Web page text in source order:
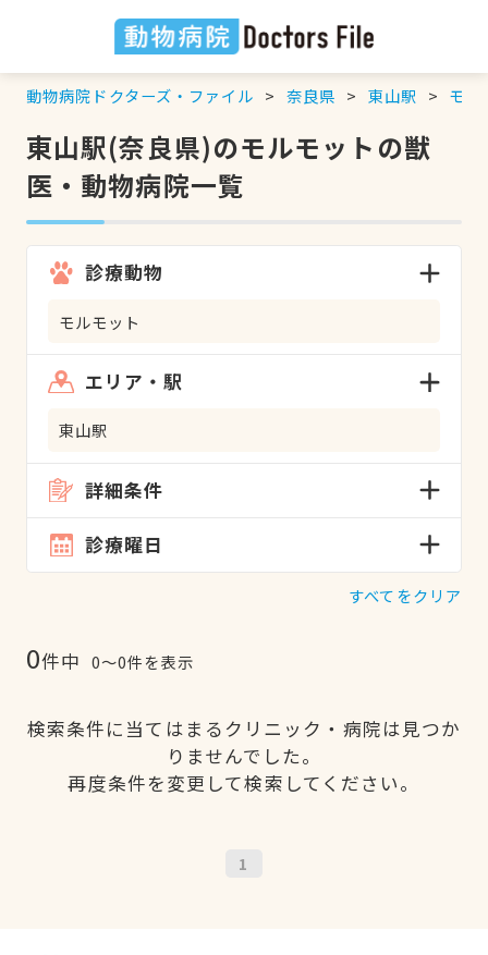
動物病院ドクターズ・ファイル 奈良県 東山駅 モル
東山駅(奈良県)のモルモットの獣
医・動物病院一覧
診療動物
モルモット
エリア・駅
東山駅
詳細条件
診療曜日
すべてをクリア
0件中 0〜0件を表示
検索条件に当てはまるクリニック・病院は見つか
りませんでした。
再度条件を変更して検索してください。
1